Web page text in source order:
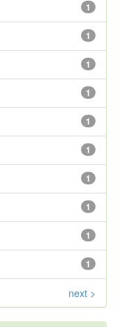
1
1
1
1
1
1
1
1
1
1
next >